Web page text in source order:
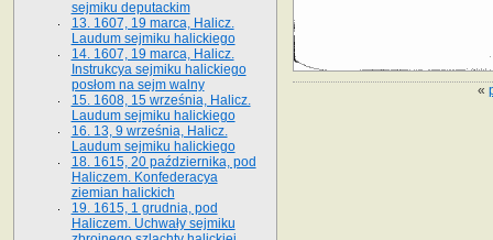
«
sejmiku deputackim
13. 1607, 19 marca, Halicz.
Laudum sejmiku halickiego
14. 1607, 19 marca, Halicz.
Instrukcya sejmiku halickiego
posłom na sejm walny
15. 1608, 15 września, Halicz.
Laudum sejmiku halickiego
16. 13, 9 września, Halicz.
Laudum sejmiku halickiego
18. 1615, 20 października, pod
Haliczem. Konfederacya
ziemian halickich
19. 1615, 1 grudnia, pod
Haliczem. Uchwały sejmiku